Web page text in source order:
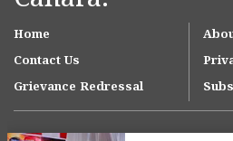
Home
Contact Us
Grievance Redressal